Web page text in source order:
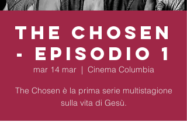
The chosen
- Episodio 1
mar 14 mar
  |
Cinema Columbia
The Chosen è la prima serie multistagione
sulla vita di Gesù.